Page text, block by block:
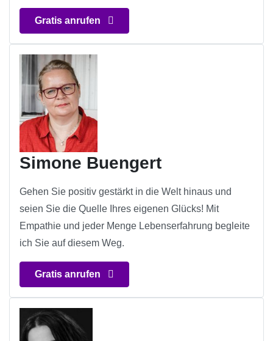
Gratis anrufen
Simone Buengert
Gehen Sie positiv gestärkt in die Welt hinaus und
seien Sie die Quelle Ihres eigenen Glücks! Mit
Empathie und jeder Menge Lebenserfahrung begleite
ich Sie auf diesem Weg.
Gratis anrufen